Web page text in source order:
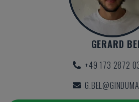
GERARD
+49 173 2872